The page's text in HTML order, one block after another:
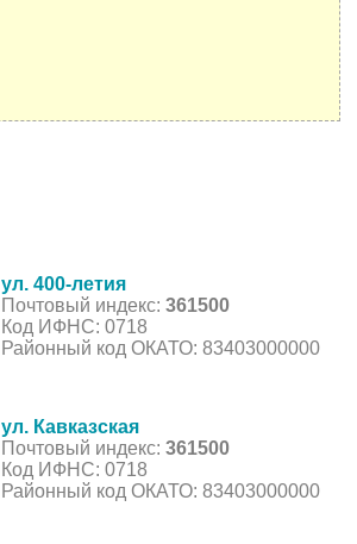
ул. 400-летия
Почтовый индекс: 361500
Код ИФНС: 0718
Районный код ОКАТО: 83403000000
ул. Кавказская
Почтовый индекс: 361500
Код ИФНС: 0718
Районный код ОКАТО: 83403000000